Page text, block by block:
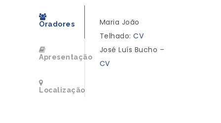
Oradores
Apresentação
Localização
Maria João
Telhado:CV
José Luís Bucho –
CV